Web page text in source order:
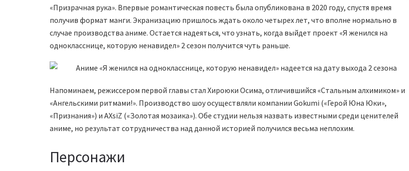
«Призрачная рука». Впервые романтическая повесть была опубликована в 2020 году, спустя время
получив формат манги. Экранизацию пришлось ждать около четырех лет, что вполне нормально в
случае производства аниме. Остается надеяться, что узнать, когда выйдет проект «Я женился на
однокласснице, которую ненавидел» 2 сезон получится чуть раньше.
Напоминаем, режиссером первой главы стал Хироюки Осима, отличившийся «Стальным алхимиком» и
«Ангельскими ритмами!». Производство шоу осуществляли компании Gokumi («Герой Юна Юки»,
«Признания») и AXsiZ («Золотая мозаика»). Обе студии нельзя назвать известными среди ценителей
аниме, но результат сотрудничества над данной историей получился весьма неплохим.
Персонажи